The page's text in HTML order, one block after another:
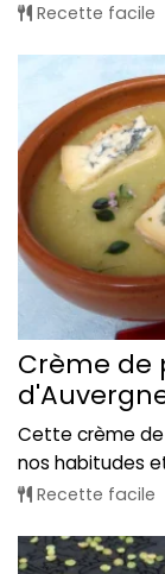
Recette facile
Crème de
Cette crème de
nos habitudes
Recette facile